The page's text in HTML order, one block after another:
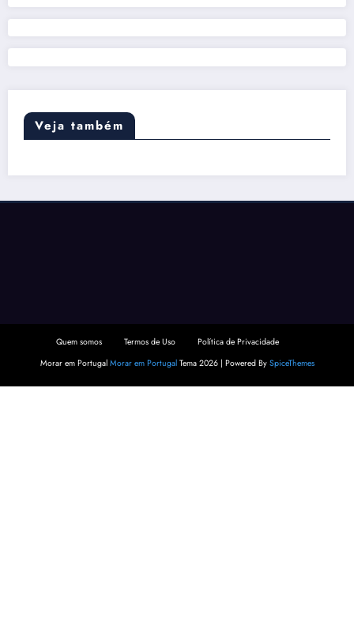
Veja também
Quem somos Termos de Uso
Política de Privacidade
Morar em Portugal Morar em PortugalTema 2026 | Powered By SpiceThemes